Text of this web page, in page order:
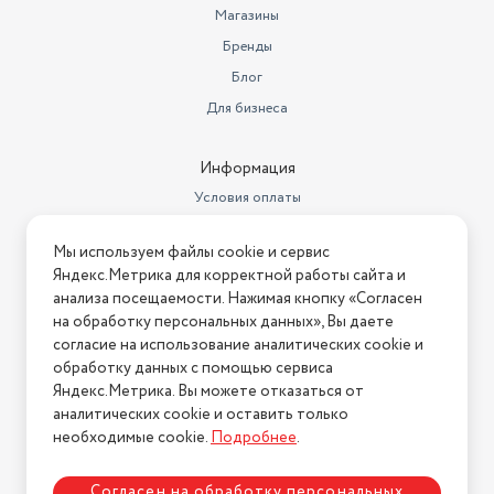
N +16°C / +32°C
Антибактериальное покрытие
нет
Мощность замораживания
Объем морозильной камеры
413 л
Размораживание морозильной
камеры
ручное
Габариты (ШxГxВ)
170х69.5х88.5 см
Количество дверей
1
Магазины
Бренды
Блог
Для бизнеса
Информация
Условия оплаты
Условия возврата
Нашли ошибку на сайте? Напишите нам
2026 © Интернет-магазин "АстМаркет". У нас есть всё!
Политика конфиденциальности
Мы используем файлы cookie и сервис
Яндекс.Метрика для корректной работы сайта и
анализа посещаемости. Нажимая кнопку «Согласен
на обработку персональных данных», Вы даете
согласие на использование аналитических cookie и
обработку данных с помощью сервиса
Яндекс.Метрика. Вы можете отказаться от
аналитических cookie и оставить только
необходимые cookie.Подробнее.